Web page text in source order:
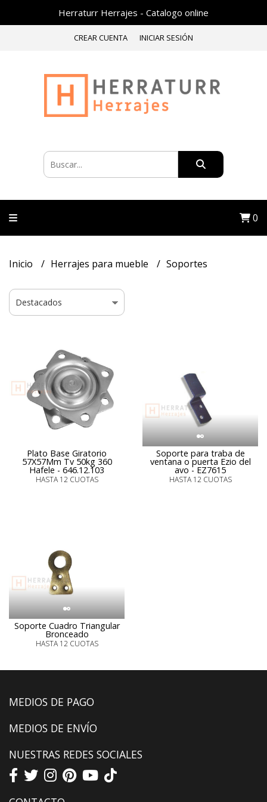
Herraturr Herrajes - Catalogo online
CREAR CUENTA INICIAR SESIÓN
0
Inicio Herrajes para mueble Soportes
Plato Base Giratorio
57X57Mm Tv 50kg 360
Hafele - 646.12.103
HASTA 12 CUOTAS
Soporte para traba de
ventana o puerta Ezio del
avo - EZ7615
HASTA 12 CUOTAS
Soporte Cuadro Triangular
Bronceado
HASTA 12 CUOTAS
MEDIOS DE PAGO
MEDIOS DE ENVÍO
NUESTRAS REDES SOCIALES